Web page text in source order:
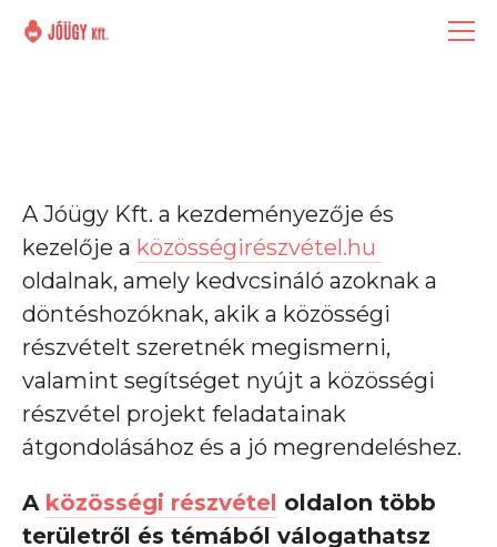
A Jóügy Kft. a kezdeményezője és
kezelője a
oldalnak, amely kedvcsináló azoknak a
döntéshozóknak, akik a közösségi
részvételt szeretnék megismerni,
valamint segítséget nyújt a közösségi
részvétel projekt feladatainak
átgondolásához és a jó megrendeléshez.
A közösségi részvétel oldalon több
területről és témából válogathatsz